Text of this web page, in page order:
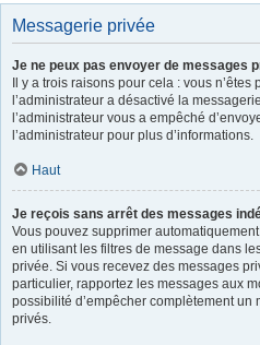
Messagerie privée
Je ne peux pas envoyer de messages
Il y a trois raisons pour cela : vous
l’administrateur a désactivé la
l’administrateur vous a empêché
l’administrateur pour plus d’informations.
Haut
Je reçois sans arrêt des messages
Vous pouvez supprimer
en utilisant les filtres de message dans
privée. Si vous recevez des messages
particulier, rapportez les messages aux
possibilité d’empêcher complètement un
privés.